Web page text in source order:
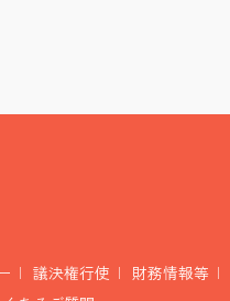
議決権行使 財務情報等